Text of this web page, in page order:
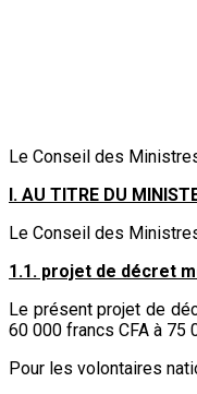
Le Conseil des
I. AU TITRE DU
Le Conseil des
1.1. projet de décret
Le présent projet de
60 000 francs CFA à 75
Pour les volontaires